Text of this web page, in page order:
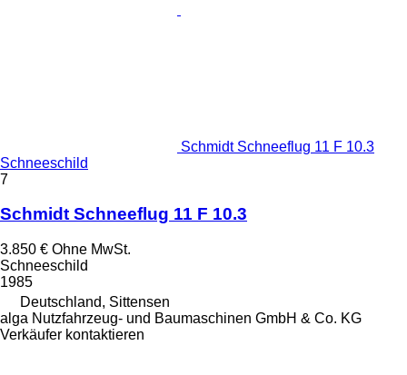
Schmidt Schneeflug 11 F 10.3
Schneeschild
7
Schmidt Schneeflug 11 F 10.3
3.850 € Ohne MwSt.
Schneeschild
1985
Deutschland, Sittensen
alga Nutzfahrzeug- und Baumaschinen GmbH & Co. KG
Verkäufer kontaktieren